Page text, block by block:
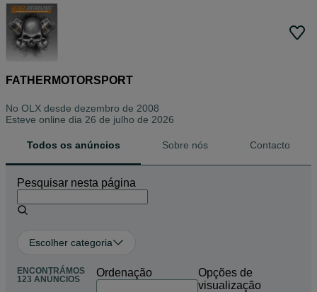
FATHERMOTORSPORT
No OLX desde dezembro de 2008
Esteve online dia 26 de julho de 2026
Todos os anúncios Sobre nós Contacto
Pesquisar nesta página
Escolher categoria
ENCONTRÁMOS
123 ANÚNCIOS
Ordenação
Opções de
visualização